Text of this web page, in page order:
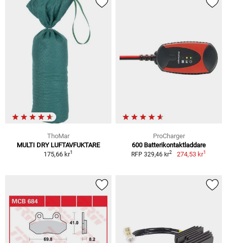
ThoMar
MULTI DRY LUFTAVFUKTARE
175,66 kr1
ProCharger
600 Batterikontaktladdare
RFP 329,46 kr2 274,53 kr1